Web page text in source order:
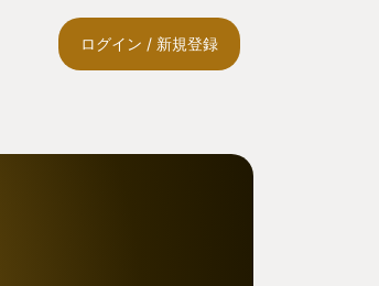
ログイン / 新規登録